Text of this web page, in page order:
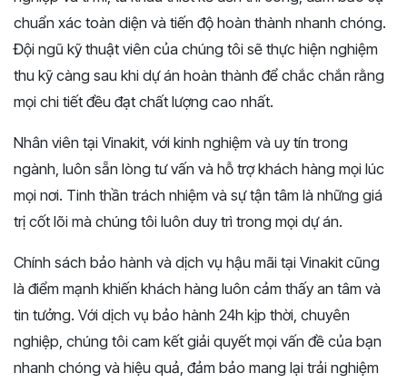
chuẩn xác toàn diện và tiến độ hoàn thành nhanh chóng.
Đội ngũ kỹ thuật viên của chúng tôi sẽ thực hiện nghiệm
thu kỹ càng sau khi dự án hoàn thành để chắc chắn rằng
mọi chi tiết đều đạt chất lượng cao nhất.
Nhân viên tại Vinakit, với kinh nghiệm và uy tín trong
ngành, luôn sẵn lòng tư vấn và hỗ trợ khách hàng mọi lúc
mọi nơi. Tinh thần trách nhiệm và sự tận tâm là những giá
trị cốt lõi mà chúng tôi luôn duy trì trong mọi dự án.
Chính sách bảo hành và dịch vụ hậu mãi tại Vinakit cũng
là điểm mạnh khiến khách hàng luôn cảm thấy an tâm và
tin tưởng. Với dịch vụ bảo hành 24h kịp thời, chuyên
nghiệp, chúng tôi cam kết giải quyết mọi vấn đề của bạn
nhanh chóng và hiệu quả, đảm bảo mang lại trải nghiệm